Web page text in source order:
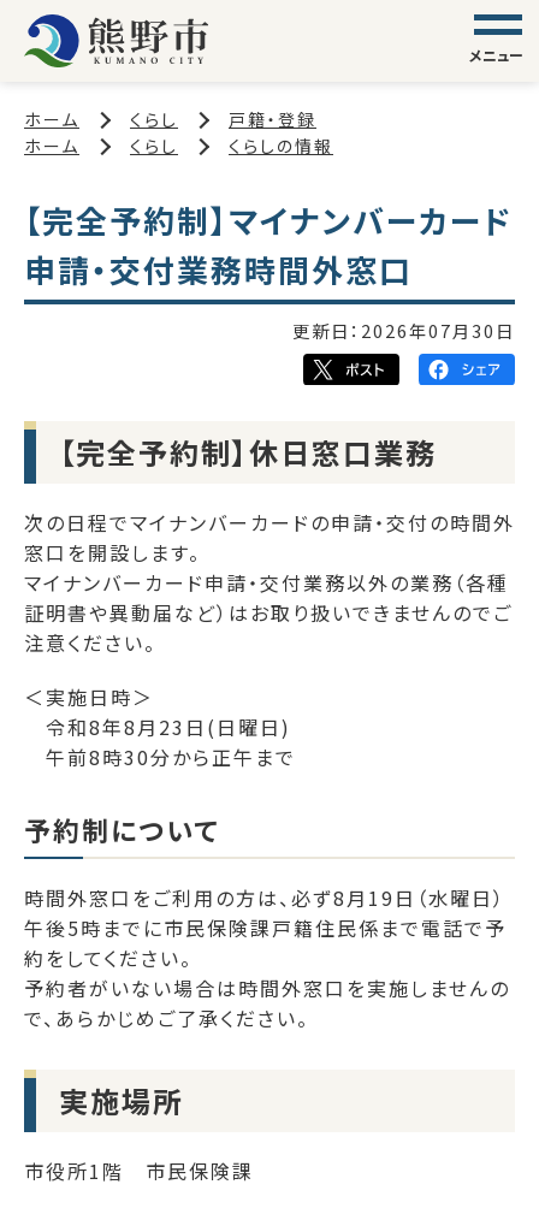
メニュー
ホーム くらし
戸籍・登録
ホーム
くらし くらしの情報
【完全予約制】マイナンバーカード
申請・交付業務時間外窓口
更新日： 2026年07月30日
【完全予約制】休日窓口業務
次の日程でマイナンバーカードの申請・交付の時間外
窓口を開設します。
マイナンバーカード申請・交付業務以外の業務（各種
証明書や異動届など）はお取り扱いできませんのでご
注意ください。
＜実施日時＞
令和8年8月23日(日曜日)
午前8時30分から正午まで
予約制について
時間外窓口をご利用の方は、必ず8月19日（水曜日）
午後5時までに市民保険課戸籍住民係まで電話で予
約をしてください。
予約者がいない場合は時間外窓口を実施しませんの
で、あらかじめご了承ください。
実施場所
市役所1階 市民保険課